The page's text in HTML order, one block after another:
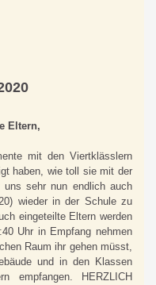
Eltern,
mit den Viertklässlern
haben, wie toll sie mit der
uns sehr nun endlich auch
wieder in der Schule zu
eingeteilte Eltern werden
Uhr in Empfang nehmen
Raum ihr gehen müsst,
und in den Klassen
empfangen. HERZLICH